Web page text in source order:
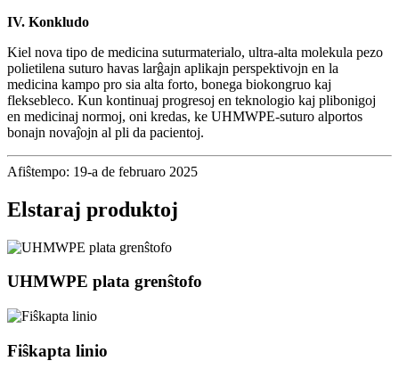
IV. Konkludo
Kiel nova tipo de medicina suturmaterialo, ultra-alta molekula pezo
polietilena suturo havas larĝajn aplikajn perspektivojn en la
medicina kampo pro sia alta forto, bonega biokongruo kaj
fleksebleco. Kun kontinuaj progresoj en teknologio kaj plibonigoj
en medicinaj normoj, oni kredas, ke UHMWPE-suturo alportos
bonajn novaĵojn al pli da pacientoj.
Afiŝtempo: 19-a de februaro 2025
Elstaraj produktoj
UHMWPE plata grenŝtofo
Fiŝkapta linio